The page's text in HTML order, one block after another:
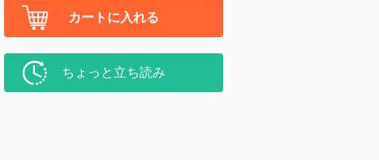
カートに入れる
ちょっと立ち読み